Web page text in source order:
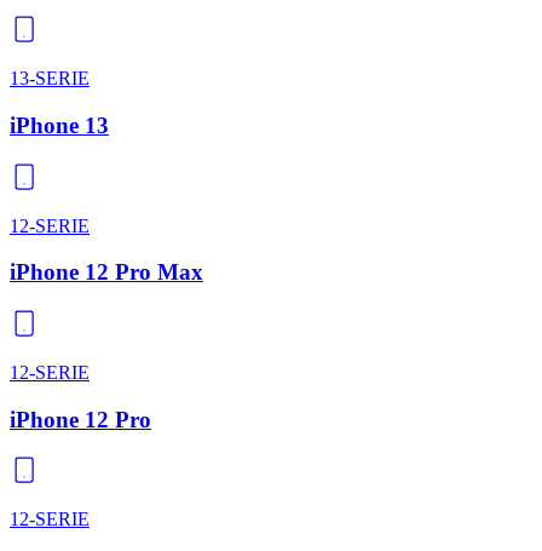
13-SERIE
iPhone 13
12-SERIE
iPhone 12 Pro Max
12-SERIE
iPhone 12 Pro
12-SERIE